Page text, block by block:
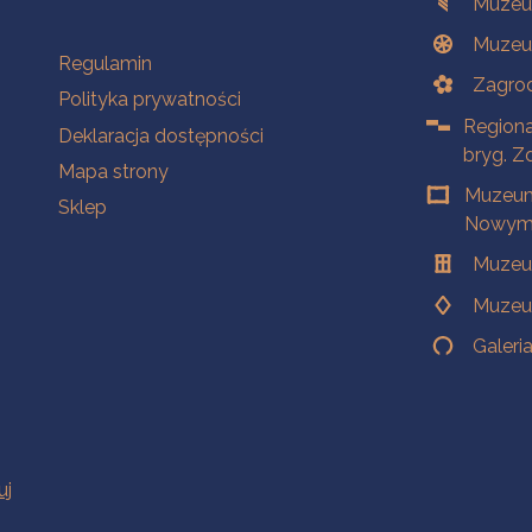
Na skróty
Regulamin
Polityka prywatności
Deklaracja dostępności
Mapa strony
Sklep
bryg.